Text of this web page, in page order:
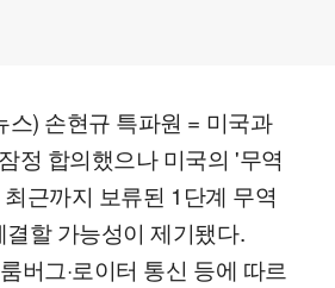
스) 손현규 특파원 = 미국과
정 합의했으나 미국의 '무역
근까지 보류된 1단계 무역
할 가능성이 제기됐다.
버그·로이터 통신 등에 따르